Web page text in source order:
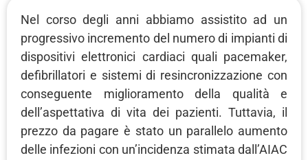
Nel corso degli anni abbiamo assistito ad un
progressivo incremento del numero di impianti di
dispositivi elettronici cardiaci quali pacemaker,
defibrillatori e sistemi di resincronizzazione con
conseguente miglioramento della qualità e
dell’aspettativa di vita dei pazienti. Tuttavia, il
prezzo da pagare è stato un parallelo aumento
delle infezioni con un’incidenza stimata dall’AIAC